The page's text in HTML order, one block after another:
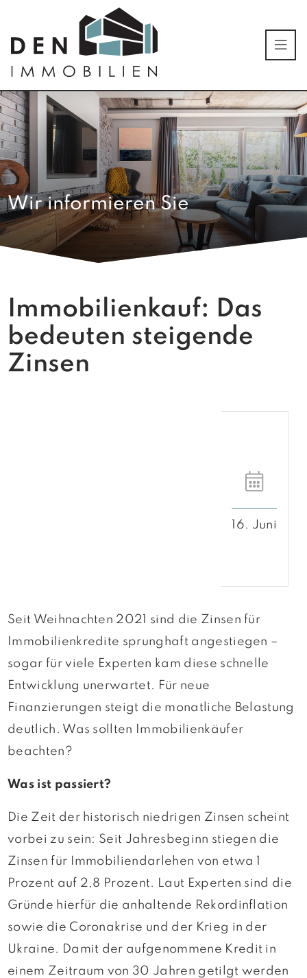
Wir informieren Sie
Immobilienkauf: Das
bedeuten steigende
Zinsen
16. Juni
Seit Weihnachten 2021 sind die Zinsen für
Immobilienkredite sprunghaft angestiegen –
sogar für viele Experten kam diese schnelle
Entwicklung unerwartet. Für neue
Finanzierungen steigt die monatliche Belastung
deutlich. Was sollten Immobilienkäufer
beachten?
Was ist passiert?
Die Zeit der historisch niedrigen Zinsen scheint
vorbei zu sein: Seit Jahresbeginn stiegen die
Zinsen für Immobiliendarlehen von etwa 1
Prozent auf 2,8 Prozent. Laut Experten sind die
Gründe hierfür die anhaltende Rekordinflation
sowie die Coronakrise und der Krieg in der
Ukraine. Damit der aufgenommene Kredit in
einem Zeitraum von 30 Jahren getilgt werden